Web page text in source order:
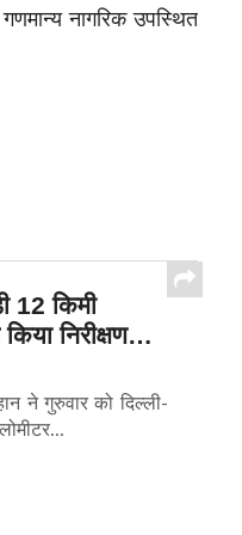
नागरिक उपस्थित
12 किमी
निरीक्षण…
ने गुरुवार को दिल्ली-